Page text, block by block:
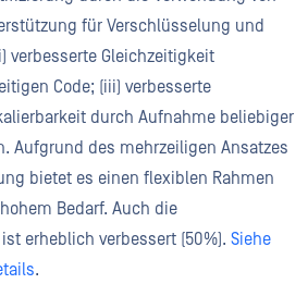
für Verschlüsselung und
verbesserte Gleichzeitigkeit
Code; (iii) verbesserte
durch Aufnahme beliebiger
Aufgrund des mehrzeiligen Ansatzes
bietet es einen flexiblen Rahmen
Bedarf. Auch die
erheblich verbessert (50%). Siehe
.